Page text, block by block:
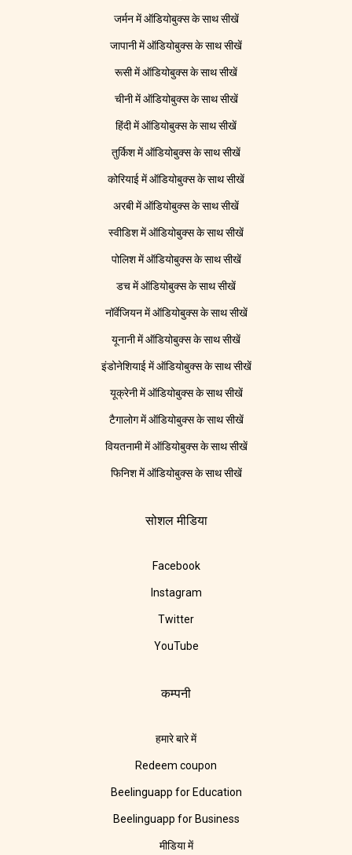
जर्मन में ऑडियोबुक्स के साथ सीखें
जापानी में ऑडियोबुक्स के साथ सीखें
रूसी में ऑडियोबुक्स के साथ सीखें
चीनी में ऑडियोबुक्स के साथ सीखें
हिंदी में ऑडियोबुक्स के साथ सीखें
तुर्किश में ऑडियोबुक्स के साथ सीखें
कोरियाई में ऑडियोबुक्स के साथ सीखें
अरबी में ऑडियोबुक्स के साथ सीखें
स्वीडिश में ऑडियोबुक्स के साथ सीखें
पोलिश में ऑडियोबुक्स के साथ सीखें
डच में ऑडियोबुक्स के साथ सीखें
नॉर्वेजियन में ऑडियोबुक्स के साथ सीखें
यूनानी में ऑडियोबुक्स के साथ सीखें
इंडोनेशियाई में ऑडियोबुक्स के साथ सीखें
यूक्रेनी में ऑडियोबुक्स के साथ सीखें
टैगालोग में ऑडियोबुक्स के साथ सीखें
वियतनामी में ऑडियोबुक्स के साथ सीखें
फिनिश में ऑडियोबुक्स के साथ सीखें
सोशल मीडिया
Facebook
Instagram
Twitter
YouTube
कम्पनी
हमारे बारे में
Redeem coupon
Beelinguapp for Education
Beelinguapp for Business
मीडिया में